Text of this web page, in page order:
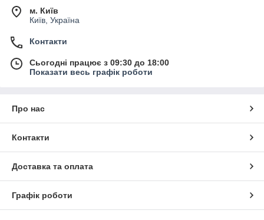
м. Київ
Київ, Україна
Контакти
Сьогодні працює з 09:30 до 18:00
Показати весь графік роботи
Про нас
Контакти
Доставка та оплата
Графік роботи